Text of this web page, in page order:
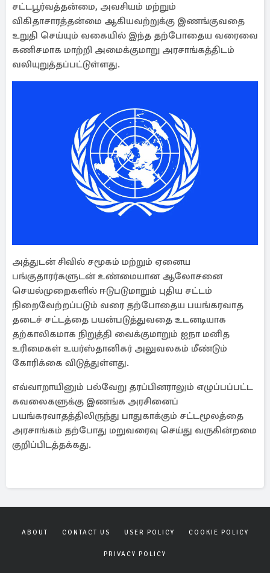
சட்டபூர்வத்தன்மை, அவசியம் மற்றும்
விகிதாசாரத்தன்மை ஆகியவற்றுக்கு இணங்குவதை
உறுதி செய்யும் வகையில் இந்த தற்போதைய வரைவை
கணிசமாக மாற்றி அமைக்குமாறு அரசாங்கத்திடம்
வலியுறுத்தப்பட்டுள்ளது.
அத்துடன் சிவில் சமூகம் மற்றும் ஏனைய
பங்குதாரர்களுடன் உண்மையான ஆலோசனை
செயல்முறைகளில் ஈடுபடுமாறும் புதிய சட்டம்
நிறைவேற்றப்படும் வரை தற்போதைய பயங்கரவாத
தடைச் சட்டத்தை பயன்படுத்துவதை உடனடியாக
தற்காலிகமாக நிறுத்தி வைக்குமாறும் ஐநா மனித
உரிமைகள் உயர்ஸ்தானிகர் அலுவலகம் மீண்டும்
கோரிக்கை விடுத்துள்ளது.
எவ்வாறாயினும் பல்வேறு தரப்பினராலும் எழுப்பப்பட்ட
கவலைகளுக்கு இணங்க அரசினைப்
பயங்கரவாதத்திலிருந்து பாதுகாக்கும் சட்டமூலத்தை
அரசாங்கம் தற்போது மறுவரைவு செய்து வருகின்றமை
குறிப்பிடத்தக்கது.
ABOUT CONTACT US USER POLICY COOKIE POLICY
PRIVACY POLICY